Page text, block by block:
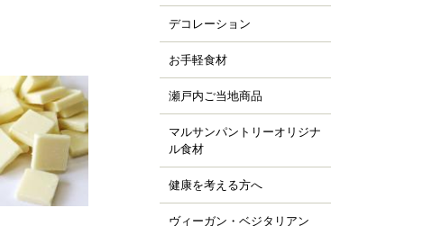
すべて見る
デコレーション
金箔、金粉
ナパージュ
アイシング
チョコプレート
マジパン
すべて見る
お手軽食材
お菓子用
粒ジャム
氷カフェ
すべて見る
瀬戸内ご当地商品
マルサンパントリーオリジナ
ル食材
柑橘
芋、栗、麦
すべて見る
健康を考える方へ
スーパーフード
ジャパニーズスーパーフ
ヴィーガン・ベジタリアン